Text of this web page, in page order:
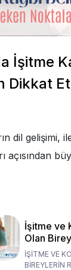
İşitme
Dikkat
dil gelişimi,
açısından
İşitme ve
Olan
Babaların
İŞİTME VE
BİREYLERİN